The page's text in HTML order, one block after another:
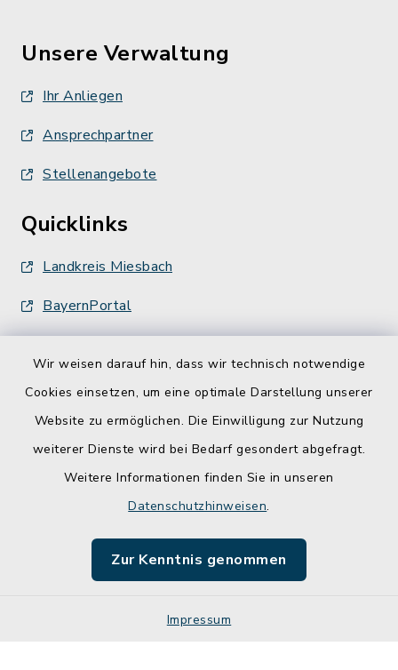
Wir weisen darauf hin, dass wir technisch notwendige
Cookies einsetzen, um eine optimale Darstellung unserer
Website zu ermöglichen. Die Einwilligung zur Nutzung
weiterer Dienste wird bei Bedarf gesondert abgefragt.
Weitere Informationen finden Sie in unseren
Datenschutzhinweisen.
Zur Kenntnis genommen
Impressum
Unsere Verwaltung
Ihr Anliegen
Ansprechpartner
Stellenangebote
Quicklinks
Landkreis Miesbach
BayernPortal
Barrierefreiheit
Impressum
Sitemap